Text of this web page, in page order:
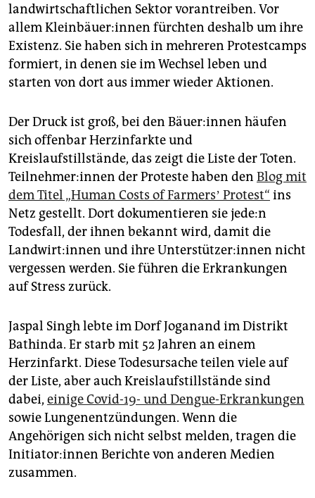
landwirtschaftlichen Sektor vorantreiben. Vor
allem Klein­bäue­r:in­nen fürchten deshalb um ihre
Existenz. Sie haben sich in mehreren Protestcamps
formiert, in denen sie im Wechsel leben und
starten von dort aus immer wieder Aktionen.
Der Druck ist groß, bei den Bäue­r:in­nen häufen
sich offenbar Herzinfarkte und
Kreislaufstillstände, das zeigt die Liste der Toten.
Teil­neh­me­r:in­nen der Proteste haben den Blog mit
dem Titel „Human Costs of Farmersʼ Protest“ ins
Netz gestellt. Dort dokumentieren sie je­de:n
Todesfall, der ihnen bekannt wird, damit die
Land­wir­t:in­nen und ihre Un­ter­stüt­ze­r:in­nen nicht
vergessen werden. Sie führen die Erkrankungen
auf Stress zurück.
Jaspal Singh lebte im Dorf Joganand im Distrikt
Bathinda. Er starb mit 52 Jahren an einem
Herzinfarkt. Diese Todesursache teilen viele auf
der Liste, aber auch Kreislaufstillstände sind
dabei, einige Covid-19- und Dengue-Erkrankungen
sowie Lungenentzündungen. Wenn die
Angehörigen sich nicht selbst melden, tragen die
In­itia­to­r:in­nen Berichte von anderen Medien
zusammen.